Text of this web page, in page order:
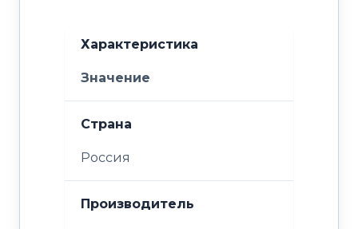
Характеристика
Значение
Страна
Россия
Производитель